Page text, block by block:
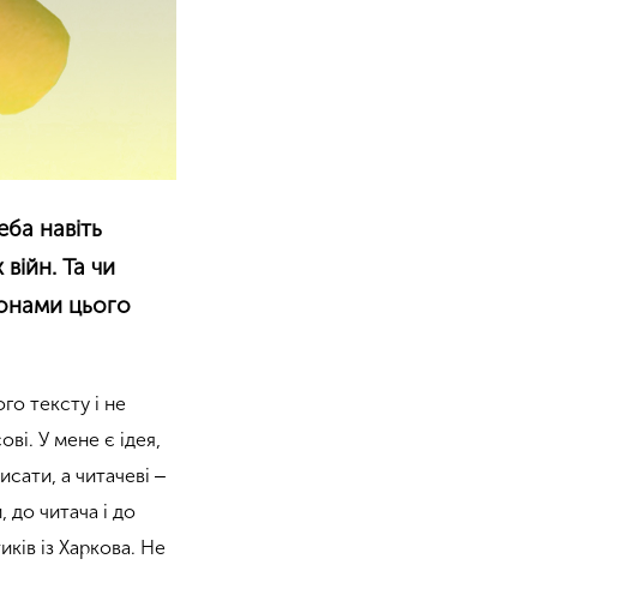
навіть
Та чи
цього
тексту і не
У мене є ідея,
а читачеві ‒
до читача і до
із Харкова. Не